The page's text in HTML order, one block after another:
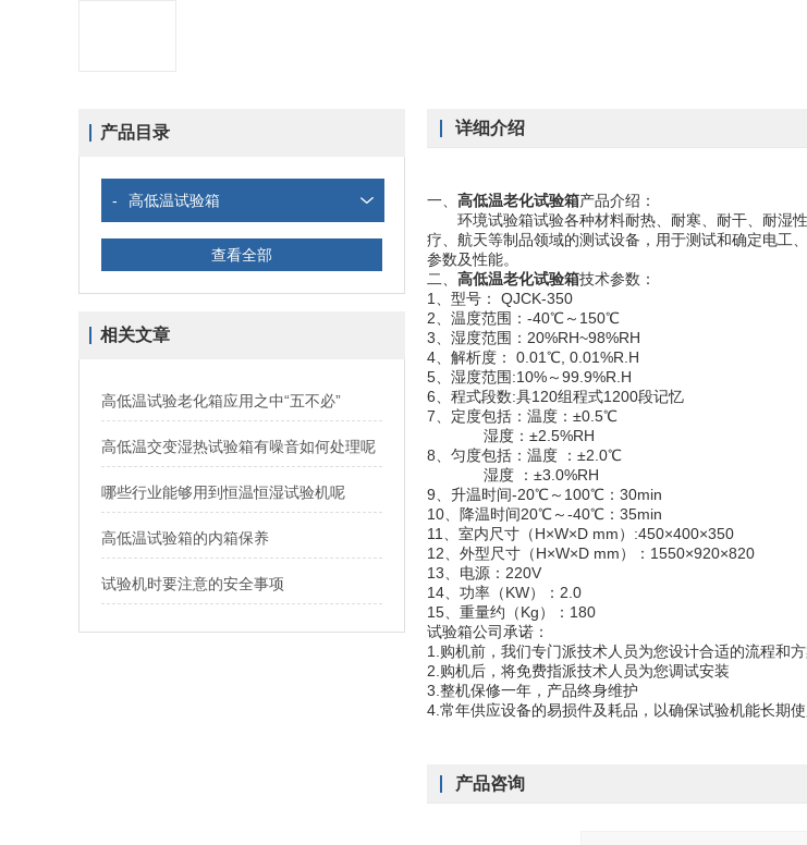
产品目录
- 高低温试验箱
查看全部
相关文章
高低温试验老化箱应用之中“五不必”
高低温交变湿热试验箱有噪音如何处理呢
哪些行业能够用到恒温恒湿试验机呢
高低温试验箱的内箱保养
试验机时要注意的安全事项
详细介绍
一、 高低温老化试验箱产品介绍：
环境试验箱试验各种材料耐热、耐寒、耐干、耐湿性
疗、航天等制品领域的测试设备，用于测试和确定电工
参数及性能。
二、 高低温老化试验箱技术参数：
1、型号： QJCK-350
2、温度范围：-40℃～150℃
3、湿度范围：20%RH~98%RH
4、解析度： 0.01℃, 0.01%R.H
5、湿度范围:10%～99.9%R.H
6、程式段数:具120组程式1200段记忆
7、定度包括：温度：±0.5℃
湿度：±2.5%RH
8、匀度包括：温度 ：±2.0℃
湿度 ：±3.0%RH
9、升温时间-20℃～100℃：30min
10、降温时间20℃～-40℃：35min
11、室内尺寸（H×W×D mm）:450×400×350
12、外型尺寸（H×W×D mm）：1550×920×820
13、电源：220V
14、功率（KW）：2.0
15、重量约（Kg）：180
试验箱公司承诺：
1.购机前，我们专门派技术人员为您设计合适的流程和
2.购机后，将免费指派技术人员为您调试安装
3.整机保修一年，产品终身维护
4.常年供应设备的易损件及耗品，以确保试验机能长期使
产品咨询